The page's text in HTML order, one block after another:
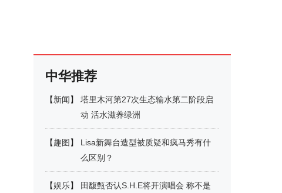
中华推荐
【新闻】
塔里木河第27次生态输水第二阶段启
动 活水滋养绿洲
【趣图 】
Lisa新舞台造型被质疑和疯马秀有什
么区别？
【娱乐】
田馥甄否认S.H.E将开演唱会 称不是